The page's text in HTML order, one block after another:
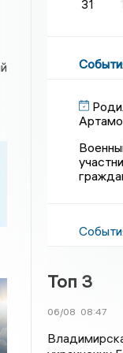
31 1
Топ 3
06/08 08:47